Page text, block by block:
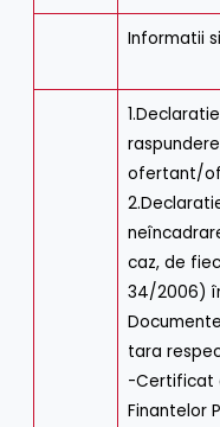
Informatii
ofertant/
caz, de
34/2006)
tara
-Certificat
Finantelor